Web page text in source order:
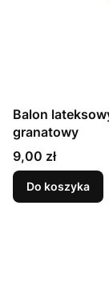
Balon
granatowy
Cena
9,00 zł
Do koszyka